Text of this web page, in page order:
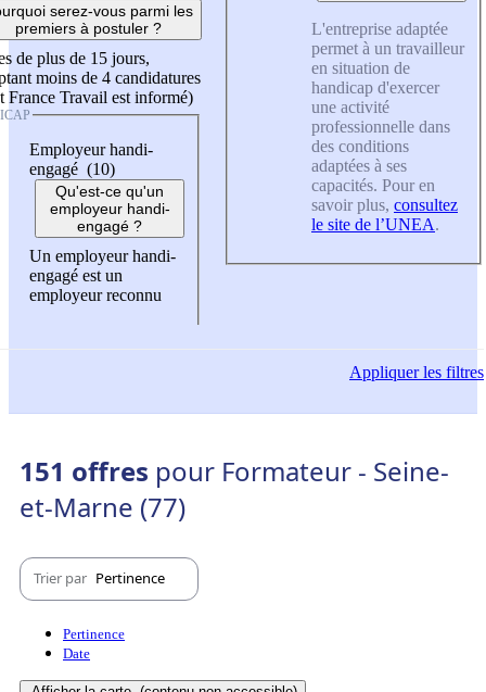
serez-vous parmi les
premiers à postuler ?
de plus de 15 jours,
moins de 4 candidatures
France Travail est informé)
Employeur handi-
engagé (10)
Qu'est-ce qu'un
employeur handi-
engagé ?
Un employeur handi-
engagé est un
employeur reconnu
L'entreprise adaptée
permet à un travailleur
en situation de
handicap d'exercer
une activité
professionnelle dans
des conditions
adaptées à ses
capacités. Pour en
savoir plus, consultez
le site de l’UNEA.
Appliquerles filtres
151 offres pour Formateur - Seine-
et-Marne (77)
Trier par Pertinence
Pertinence
Date